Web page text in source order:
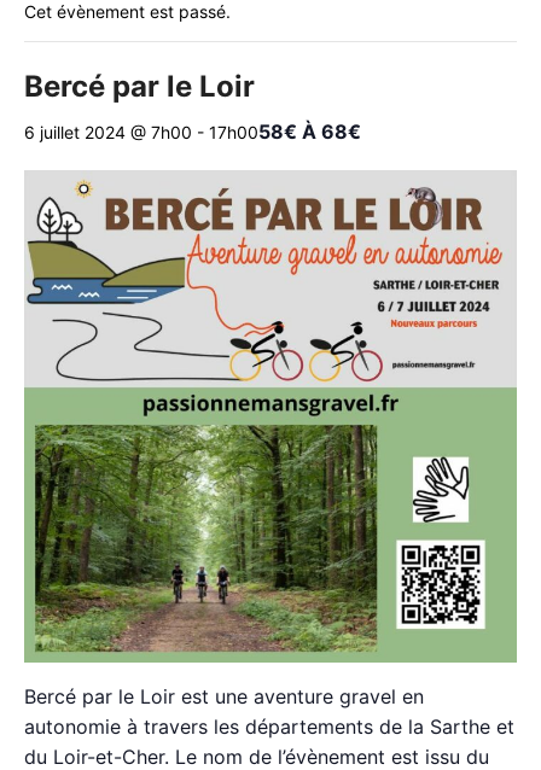
Cet évènement est passé.
Bercé par le Loir
6 juillet 2024 @ 7h00 - 17h0058€ À 68€
Bercé par le Loir est une aventure gravel en
autonomie à travers les départements de la Sarthe et
du Loir-et-Cher. Le nom de l’évènement est issu du